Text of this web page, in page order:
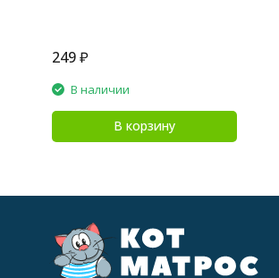
249 ₽
В наличии
В корзину